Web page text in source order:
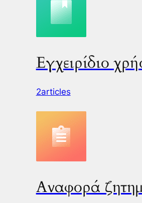
Εγχειρίδιο
2articles
Αναφορά